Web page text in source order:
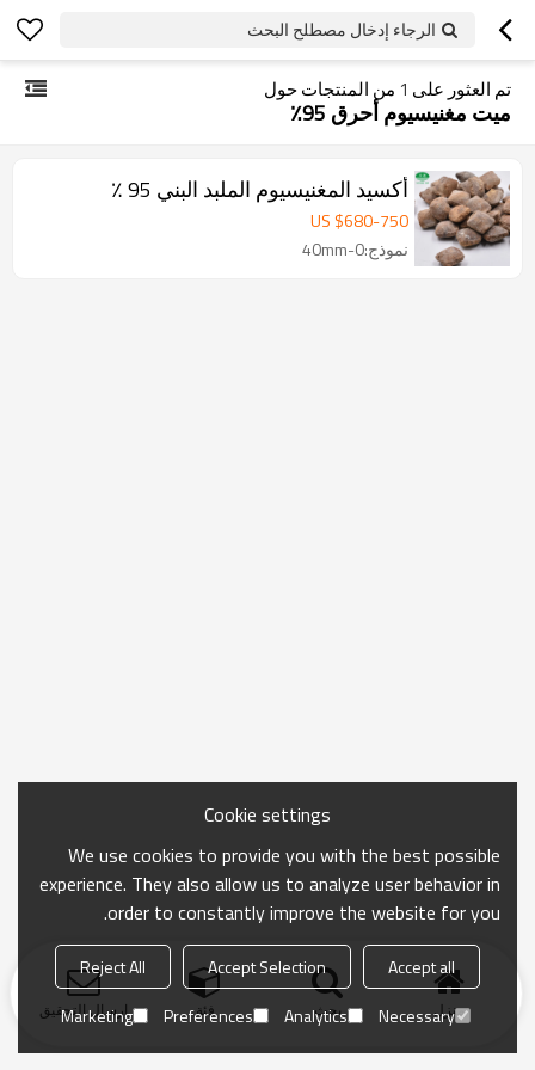
الرجاء إدخال مصطلح البحث
تم العثور على 1 من المنتجات حول
ميت مغنيسيوم أحرق 95٪
أكسيد المغنيسيوم الملبد البني 95 ٪
US $680-750
نموذج:0-40mm
منزل بحث فئة ارسال التحقيق
Cookie settings
We use cookies to provide you with the best possible
experience. They also allow us to analyze user behavior in
order to constantly improve the website for you.
Accept all
Accept Selection
Reject All
Necessary
Analytics
Preferences
Marketing